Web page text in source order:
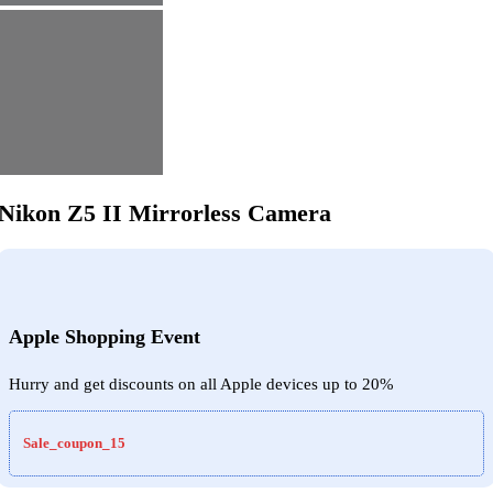
Z5 II Mirrorless Camera
Apple Shopping Event
Hurry and get discounts on all Apple devices up to 20%
Sale_coupon_15